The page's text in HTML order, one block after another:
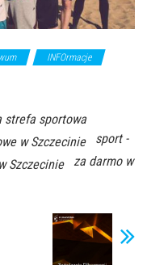
INFOrmacje
strefa sportowa
w Szczecinie
sport -
Szczecinie
za darmo w